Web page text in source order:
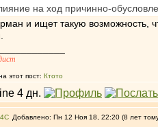
на ход причинно-
и ищет такую возможность,
этот пост: Ктото
Добавлено: Пн 12 Ноя 18, 22:20 (8 лет